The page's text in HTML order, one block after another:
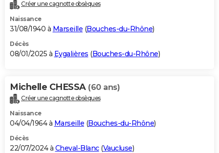
Créer une cagnotte obsèques
Naissance
31/08/1940 à Marseille (Bouches-du-Rhône)
Décès
08/01/2025 à Eygalières (Bouches-du-Rhône)
Michelle CHESSA (60 ans)
Créer une cagnotte obsèques
Naissance
04/04/1964 à Marseille (Bouches-du-Rhône)
Décès
22/07/2024 à Cheval-Blanc(Vaucluse)